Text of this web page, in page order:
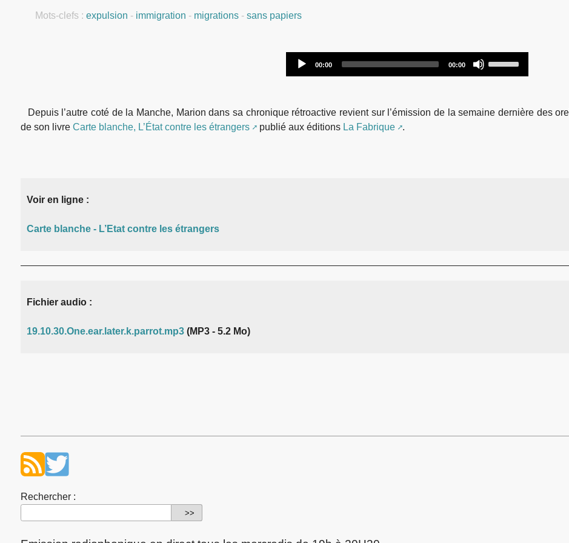
Mots-clefs : expulsion - immigration - migrations- sans papiers
00:00 00:00
to
Depuis l’autre coté de la Manche, Marion dans sa chronique rétroactive revient sur l’émission de la semaine dernière des
de son livre Carte blanche, L’État contre les étrangers publié aux éditions La Fabrique .
Voir en ligne :
Carte blanche - L’Etat contre les étrangers
Fichier audio :
19.10.30.One.ear.later.k.parrot.mp3(MP3 - 5.2 Mo)
Rechercher :